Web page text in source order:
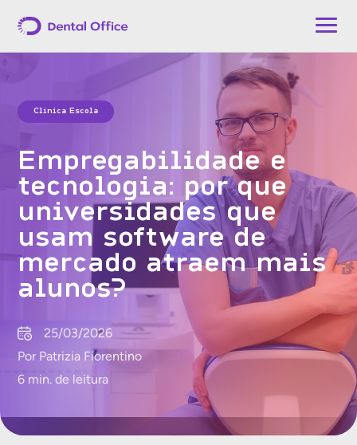
Clínica Escola
Empregabilidade e
tecnologia: por que
universidades que
usam software de
mercado atraem mais
alunos?
25/03/2026
Por Patrizia Fiorentino
6 min. de leitura